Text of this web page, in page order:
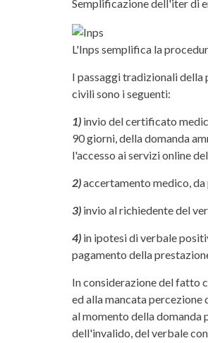
Semplificazione dell'iter di
L'Inps semplifica la
I passaggi tradizionali della
civili sono i seguenti:
1) invio del certificato
90 giorni, della domanda
l'accesso ai servizi online
2)accertamento medico,
3) invio al richiedente del
4) in ipotesi di verbale
pagamento della
In considerazione del fatto
ed alla mancata
al momento della domanda
dell'invalido, del verbale